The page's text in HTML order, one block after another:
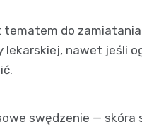
do
nawet jeśli
swędzenie — skóra